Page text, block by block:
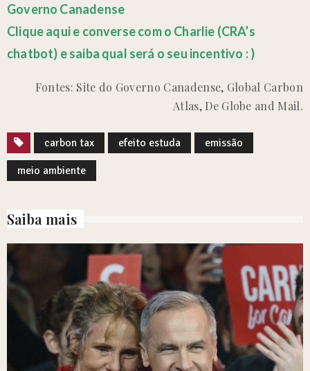
Governo Canadense
Clique aqui e converse com o Charlie (CRA’s
chatbot) e saiba qual será o seu incentivo : )
Fontes: Site do Governo Canadense, Global Carbon
Atlas, De Globe and Mail.
carbon tax efeito estuda
emissão
meio ambiente
Saiba mais